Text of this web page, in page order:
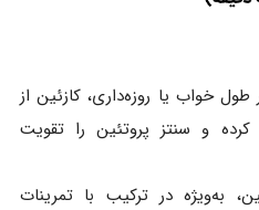
طول خواب یا روزه‌داری، کازئین از
و سنتز پروتئین را تقویت
به‌ویژه در ترکیب با تمرینات